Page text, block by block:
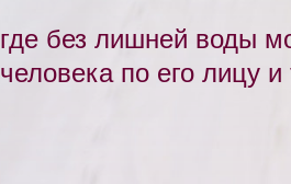
где без лишней воды
человека по его лицу и